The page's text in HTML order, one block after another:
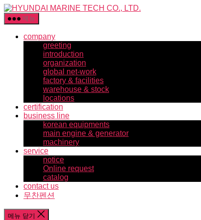
콘
텐
LTD.
메뉴
company
greeting
introduction
organization
global net-work
factory & facilities
warehouse & stock
locations
certification
business line
korean equipments
main engine & generator
machinery
service
notice
Online request
catalog
contact us
무찬펜션
메뉴 닫기